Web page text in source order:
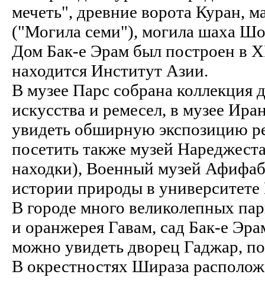
мечеть", древние ворота Куран,
("Могила семи"), могила шаха
Дом Бак-е Эрам был построен в
находится Институт Азии.
В музее Парс собрана коллекция
искусства и ремесел, в музее
увидеть обширную экспозицию
посетить также музей
находки), Военный музей
истории природы в
В городе много великолепных
и оранжерея Гавам, сад Бак-е
можно увидеть дворец Гаджар,
В окрестностях Шираза